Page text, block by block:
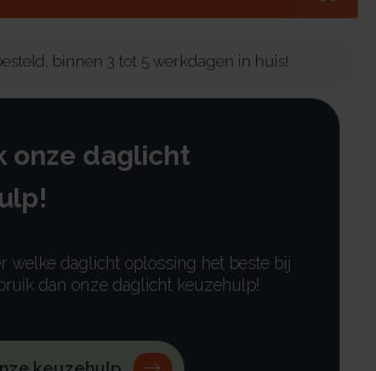
binnen 3 tot 5 werkdagen in huis!
onze daglicht
welke daglicht oplossing het beste bij
dan onze daglicht keuzehulp!